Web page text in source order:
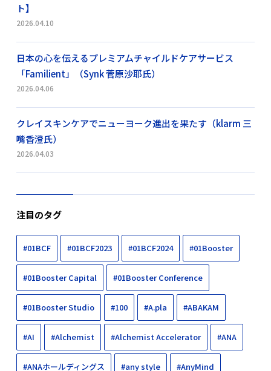
ト】
2026.04.10
日本の心を伝えるプレミアムチャイルドケアサービス
「Familient」（Synk 菅原沙耶氏）
2026.04.06
クレイスキンケアでニューヨーク進出を果たす（klarm 三
嘴香澄氏）
2026.04.03
注目のタグ
#01BCF #01BCF2023 #01BCF2024 #01Booster
#01Booster Capital #01Booster Conference
#01Booster Studio #100 #A.pla #ABAKAM
#AI #Alchemist #Alchemist Accelerator #ANA
#ANAホールディングス #any style #AnyMind